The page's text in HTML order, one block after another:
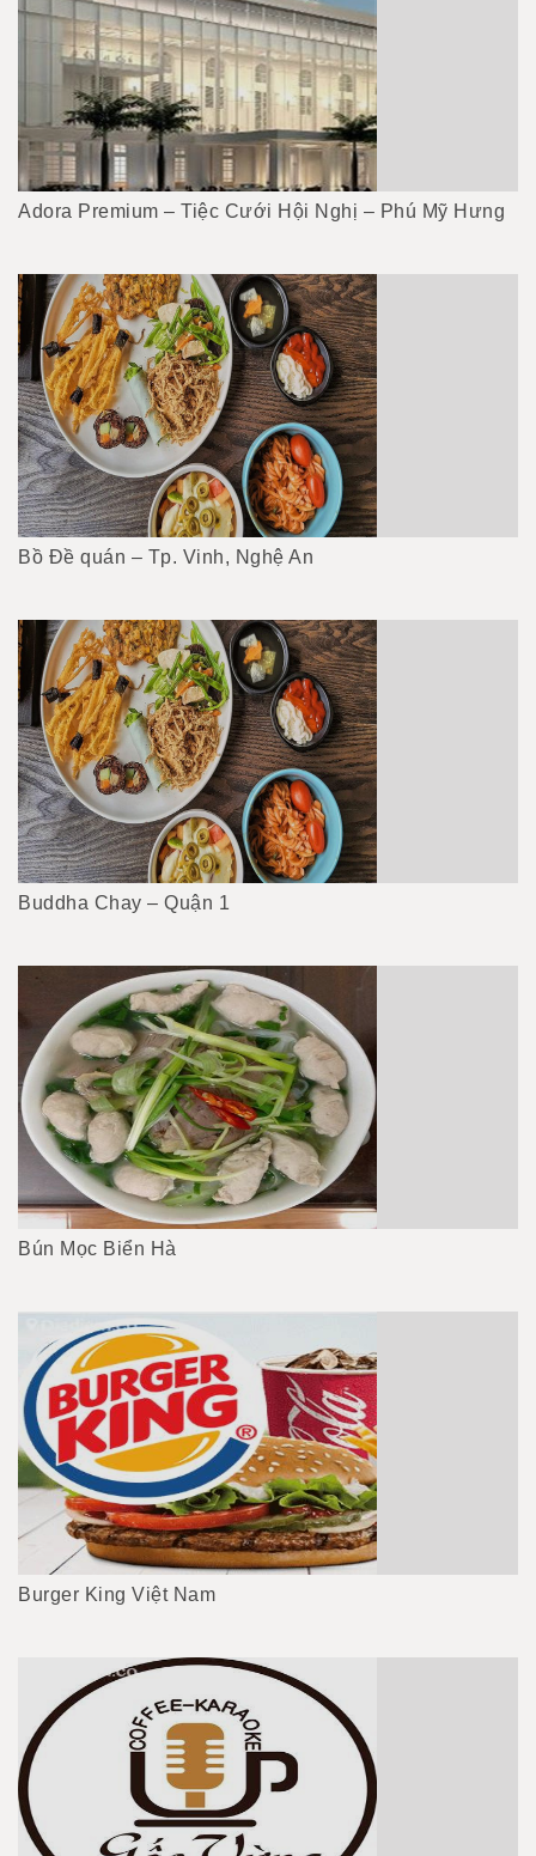
Adora Premium – Tiệc Cưới Hội Nghị – Phú Mỹ Hưng
Bồ Đề quán – Tp. Vinh, Nghệ An
Buddha Chay – Quận 1
Bún Mọc Biển Hà
Burger King Việt Nam